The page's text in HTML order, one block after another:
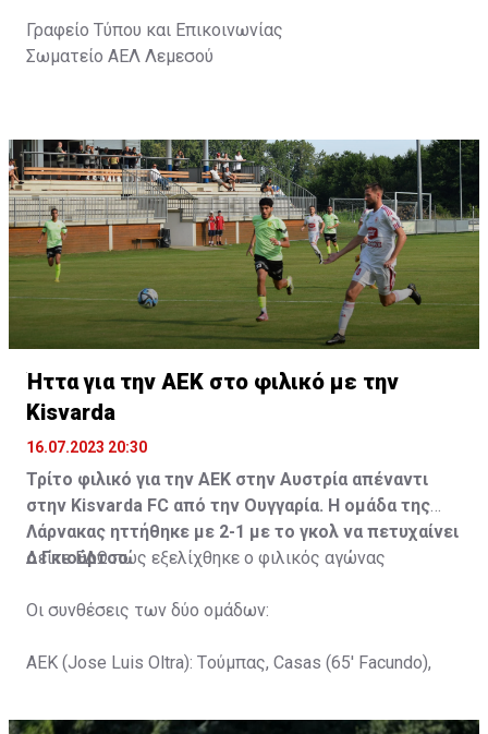
Γραφείο Τύπου και Επικοινωνίας
Σωματείο ΑΕΛ Λεμεσού
Ήττα για την ΑΕΚ στο φιλικό με την
Kisvarda
16.07.2023 20:30
Τρίτο φιλικό για την ΑΕΚ στην Αυστρία απέναντι
στην Kisvarda FC από την Ουγγαρία. Η ομάδα της
Λάρνακας ηττήθηκε με 2-1 με το γκολ να πετυχαίνει
ο Γκιούρτσο.
ΔείτεΕΔΩπώς εξελίχθηκε ο φιλικός αγώνας
Οι συνθέσεις των δύο ομάδων:
ΑΕΚ (Jose Luis Oltra): Tούμπας, Casas (65' Facundo),
Gyurcso), Κaptoum (46' Καψής (65' Mάμας), Roberge (65'